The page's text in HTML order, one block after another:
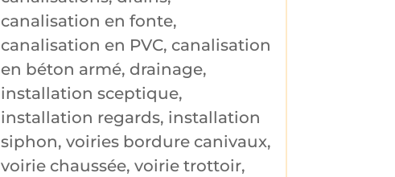
canalisation en fonte,
canalisation en PVC, canalisation
en béton armé, drainage,
installation sceptique,
installation regards, installation
siphon, voiries bordure canivaux,
voirie chaussée, voirie trottoir,